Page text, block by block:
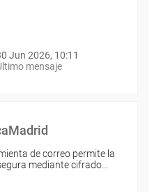
Jun 2026, 10:11
mensaje
de correo permite la
mediante cifrado…